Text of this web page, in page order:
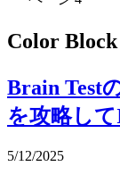
Color
Brain Test
を攻略し
5/12/2025